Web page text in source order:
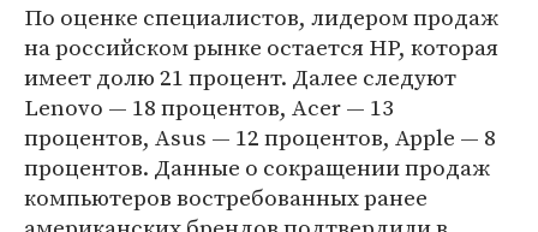
По оценке специалистов, лидером продаж
на российском рынке остается HP, которая
имеет долю 21 процент. Далее следуют
Lenovo — 18 процентов, Acer — 13
процентов, Asus — 12 процентов, Apple — 8
процентов. Данные о сокращении продаж
компьютеров востребованных ранее